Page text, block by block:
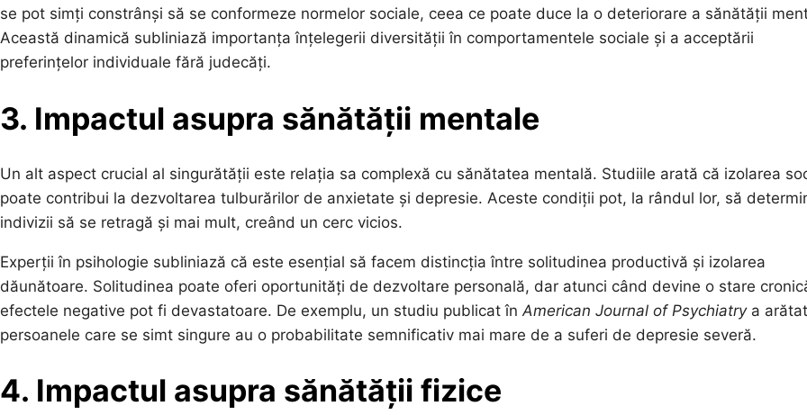
se pot simți constrânși să se conformeze normelor sociale, ceea ce poate duce la o deteriorare a sănătății
Această dinamică subliniază importanța înțelegerii diversității în comportamentele sociale și a acceptării
preferințelor individuale fără judecăți.
3. Impactul asupra sănătății mentale
Un alt aspect crucial al singurătății este relația sa complexă cu sănătatea mentală. Studiile arată că izolarea
poate contribui la dezvoltarea tulburărilor de anxietate și depresie. Aceste condiții pot, la rândul lor, să
indivizii să se retragă și mai mult, creând un cerc vicios.
Experții în psihologie subliniază că este esențial să facem distincția între solitudinea productivă și izolarea
dăunătoare. Solitudinea poate oferi oportunități de dezvoltare personală, dar atunci când devine o stare
efectele negative pot fi devastatoare. De exemplu, un studiu publicat în American Journal of Psychiatrya
persoanele care se simt singure au o probabilitate semnificativ mai mare de a suferi de depresie severă.
4. Impactul asupra sănătății fizice